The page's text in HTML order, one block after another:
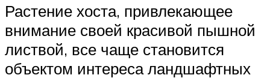
Растение хоста, привлекающее
внимание своей красивой пышной
листвой, все чаще становится
объектом интереса ландшафтных